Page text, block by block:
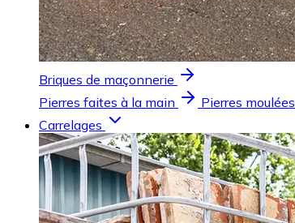
Briques de maçonnerie
Pierres faites à la main
Pierres moulées
Carrelages